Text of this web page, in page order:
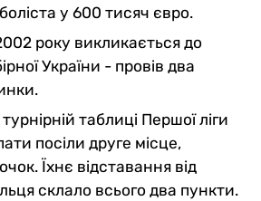
у 600 тисяч євро.
року викликається до
України - провів два
таблиці Першої ліги
посіли друге місце,
Їхнє відставання від
склало всього два пункти.